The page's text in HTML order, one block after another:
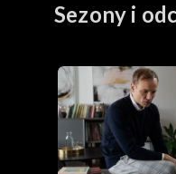
Sezony i